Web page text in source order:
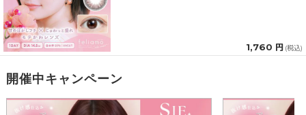
1,760 円 (税込)
開催中キャンペーン